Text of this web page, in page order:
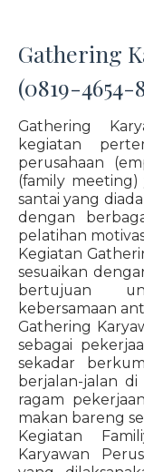
Gathering
(0819-4654-
Gathering
kegiatan
perusahaan
(family meeting)
santai yang
dengan
pelatihan
Kegiatan
sesuaikan
bertujuan
kebersamaan
Gathering
sebagai
sekadar
berjalan-jalan
ragam
makan bareng
Kegiatan
Karyawan